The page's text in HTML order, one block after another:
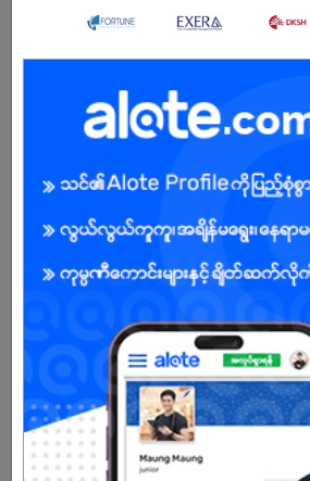
Team အသေးစားကို ကြီးကြပ်ဖူးသော အတွ
Basic Computer Skill (Excel, POS
Shift Schedule သို့မဟုတ် Standard
လုပ်ရမည်။
Business Requirement အရ Weekend နှင့်
အလုပ်လုပ်ရန် လိုအပ်နိုင်သည်။
Sale Supervisor အတွေ့အကြံု အနည်းဆုံး
POL မြို့ခံ/ နေထိုင်နိုင်ရမည်။
ဆိုင်ကယ်ရှိရမည် (လိုင်စင်/ လူလိုင်စင်ရှိရမည်)
ကျွမ်းကျင်မှုနှင့် လုပ်ငန်းဆိုင်ရာ အရည်အချင်းများ
Leadership Skill
Teamwork
Customer Handling Skill
Problem Solving Skill
Time Management
Sales-Oriented Mindset